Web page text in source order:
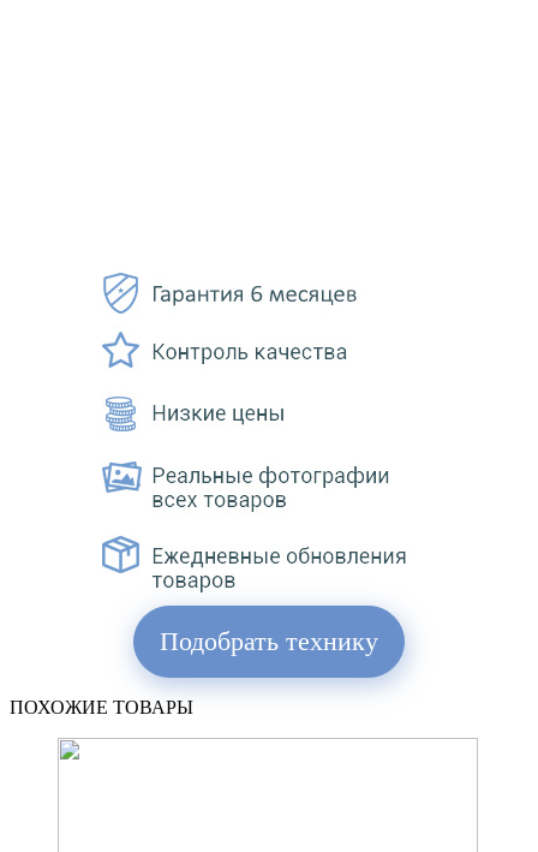
Подобрать технику
ПОХОЖИЕ ТОВАРЫ